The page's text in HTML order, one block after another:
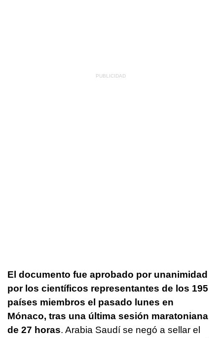
El documento fue aprobado por unanimidad
por los científicos representantes de los 195
países miembros el pasado lunes en
Mónaco, tras una última sesión maratoniana
de 27 horas. Arabia Saudí se negó a sellar el